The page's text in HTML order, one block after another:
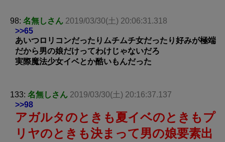
98: 名無しさん 2019/03/30(土) 20:06:31.318
>>65
あいつロリコンだったりムチムチ女だったり好みが極端
だから男の娘だけってわけじゃないだろ
実際魔法少女イベとか酷いもんだった
133: 名無しさん 2019/03/30(土) 20:16:37.137
>>98
アガルタのときも夏イベのときもプ
リヤのときも決まって男の娘要素出